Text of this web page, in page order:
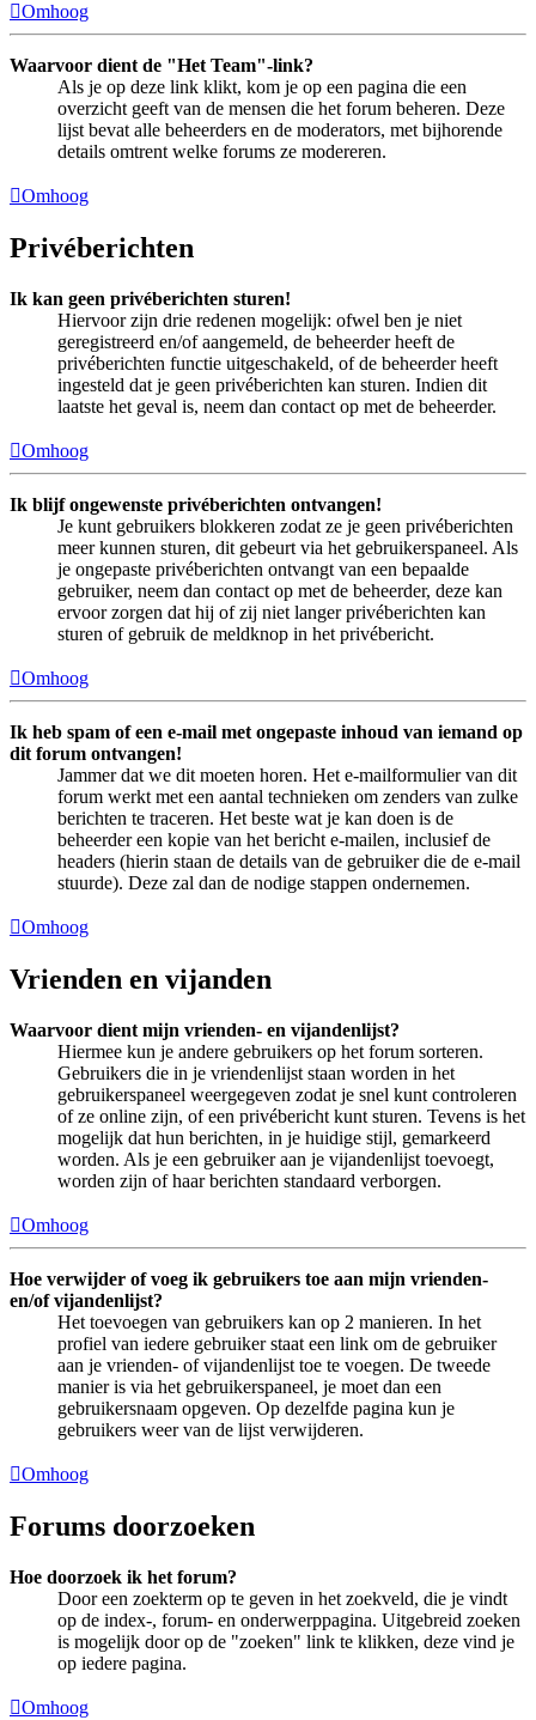
Omhoog
Waarvoor dient de "Het Team"-link?
Als je op deze link klikt, kom je op een pagina die een
overzicht geeft van de mensen die het forum beheren. Deze
lijst bevat alle beheerders en de moderators, met bijhorende
details omtrent welke forums ze modereren.
Omhoog
Privéberichten
Ik kan geen privéberichten sturen!
Hiervoor zijn drie redenen mogelijk: ofwel ben je niet
geregistreerd en/of aangemeld, de beheerder heeft de
privéberichten functie uitgeschakeld, of de beheerder heeft
ingesteld dat je geen privéberichten kan sturen. Indien dit
laatste het geval is, neem dan contact op met de beheerder.
Omhoog
Ik blijf ongewenste privéberichten ontvangen!
Je kunt gebruikers blokkeren zodat ze je geen privéberichten
meer kunnen sturen, dit gebeurt via het gebruikerspaneel. Als
je ongepaste privéberichten ontvangt van een bepaalde
gebruiker, neem dan contact op met de beheerder, deze kan
ervoor zorgen dat hij of zij niet langer privéberichten kan
sturen of gebruik de meldknop in het privébericht.
Omhoog
Ik heb spam of een e-mail met ongepaste inhoud van iemand op
dit forum ontvangen!
Jammer dat we dit moeten horen. Het e-mailformulier van dit
forum werkt met een aantal technieken om zenders van zulke
berichten te traceren. Het beste wat je kan doen is de
beheerder een kopie van het bericht e-mailen, inclusief de
headers (hierin staan de details van de gebruiker die de e-mail
stuurde). Deze zal dan de nodige stappen ondernemen.
Omhoog
Vrienden en vijanden
Waarvoor dient mijn vrienden- en vijandenlijst?
Hiermee kun je andere gebruikers op het forum sorteren.
Gebruikers die in je vriendenlijst staan worden in het
gebruikerspaneel weergegeven zodat je snel kunt controleren
of ze online zijn, of een privébericht kunt sturen. Tevens is het
mogelijk dat hun berichten, in je huidige stijl, gemarkeerd
worden. Als je een gebruiker aan je vijandenlijst toevoegt,
worden zijn of haar berichten standaard verborgen.
Omhoog
Hoe verwijder of voeg ik gebruikers toe aan mijn vrienden-
en/of vijandenlijst?
Het toevoegen van gebruikers kan op 2 manieren. In het
profiel van iedere gebruiker staat een link om de gebruiker
aan je vrienden- of vijandenlijst toe te voegen. De tweede
manier is via het gebruikerspaneel, je moet dan een
gebruikersnaam opgeven. Op dezelfde pagina kun je
gebruikers weer van de lijst verwijderen.
Omhoog
Forums doorzoeken
Hoe doorzoek ik het forum?
Door een zoekterm op te geven in het zoekveld, die je vindt
op de index-, forum- en onderwerppagina. Uitgebreid zoeken
is mogelijk door op de "zoeken" link te klikken, deze vind je
op iedere pagina.
Omhoog